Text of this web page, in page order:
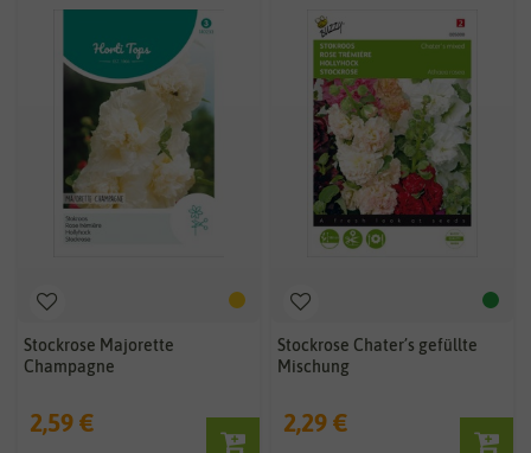
Stockrose Majorette
Champagne
2,59 €
Stockrose Chater’s gefüllte
Mischung
2,29 €